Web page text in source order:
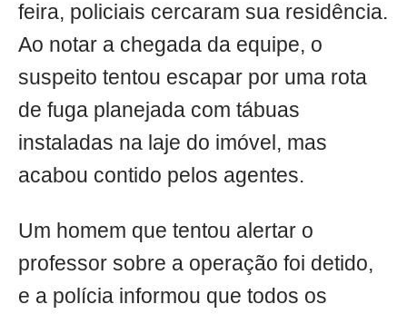
feira, policiais cercaram sua residência.
Ao notar a chegada da equipe, o
suspeito tentou escapar por uma rota
de fuga planejada com tábuas
instaladas na laje do imóvel, mas
acabou contido pelos agentes.
Um homem que tentou alertar o
professor sobre a operação foi detido,
e a polícia informou que todos os